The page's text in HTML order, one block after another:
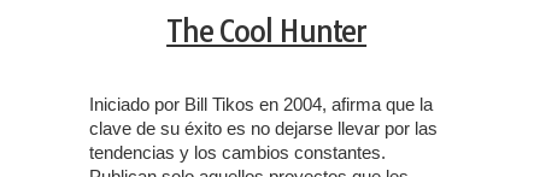
The Cool Hunter
Iniciado por Bill Tikos en 2004, afirma que la
clave de su éxito es no dejarse llevar por las
tendencias y los cambios constantes.